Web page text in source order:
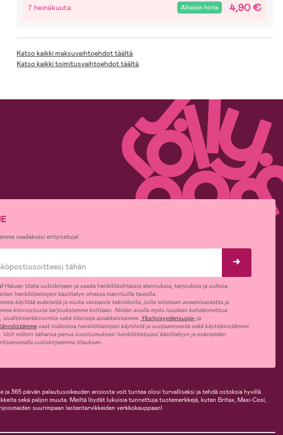
7 heinäkuuta Alhaisin hinta 4,90 €
Katso kaikki maksuvaihtoehdot täältä
Katso kaikki toimitusvaihtoehdot täältä
saadaksesi erityisetuja!
Haluan tilata uutiskirjeen ja saada henkilökohtaisia alennuksia, tarjouksia ja uutisia.
henkilötietojeni käsittelyn ohessa mainituilla tavoilla.
käyttää evästeitä ja muita vastaavia tekniikoita, joilla mitataan avaamisastetta ja
kiinnostusta tarjouksiamme kohtaan. Niiden avulla myös luodaan kohdennettua
sisältömarkkinointia sekä tilastoja asiakkaistamme. Yksityisyydensuoja-ja
saat lisätietoa henkilötietojesi käytöstä ja suojaamisesta sekä käyttämistämme
Voit milloin tahansa perua suostumuksesi henkilötietojesi käsittelyyn ja evästeiden
uutiskirjeemme tilauksen.
ja 365 päivän palautusoikeuden ansiosta voit tuntea olosi turvalliseksi ja tehdä ostoksia hyvillä
sekä paljon muuta. Meiltä löydät lukuisia tunnettuja tuotemerkkejä, kuten Britax, Maxi-Cosi,
suurimpaan lastentarvikkeiden verkkokauppaan!